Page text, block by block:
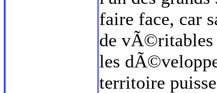
faire face, car
de vÃ©ritables
les
territoire